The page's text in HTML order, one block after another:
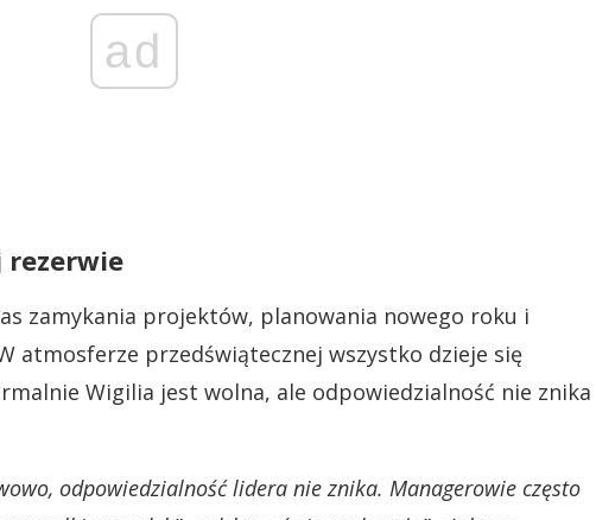
ad
rezerwie
zamykania projektów, planowania nowego roku i
atmosferze przedświątecznej wszystko dzieje się
Wigilia jest wolna, ale odpowiedzialność nie znika
odpowiedzialność lidera nie znika. Managerowie często